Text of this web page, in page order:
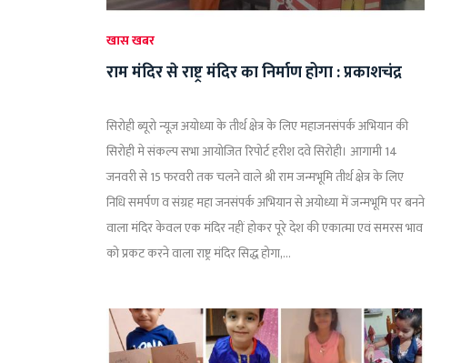
खास खबर
राम मंदिर से राष्ट्र मंदिर का निर्माण होगा : प्रकाशचंद्र
सिरोही ब्यूरो न्यूज़ अयोध्या के तीर्थ क्षेत्र के लिए महाजनसंपर्क अभियान की
सिरोही मे संकल्प सभा आयोजित रिपोर्ट हरीश दवे सिरोही। आगामी 14
जनवरी से 15 फरवरी तक चलने वाले श्री राम जन्मभूमि तीर्थ क्षेत्र के लिए
निधि समर्पण व संग्रह महा जनसंपर्क अभियान से अयोध्या में जन्मभूमि पर बनने
वाला मंदिर केवल एक मंदिर नहीं होकर पूरे देश की एकात्मा एवं समरस भाव
को प्रकट करने वाला राष्ट्र मंदिर सिद्ध होगा,...